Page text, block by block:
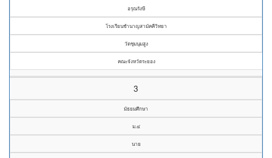
อรุณรังษี
โรงเรียนชำนาญสามัคคีวิทยา
วัดชุมนุมสูง
คณะจังหวัดระยอง
3
มัธยมศึกษา
ม.๔
นาย